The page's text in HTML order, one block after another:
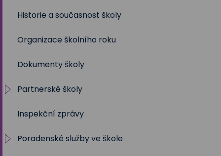
2021/2022
2020/2021
2019/2020
2018/2019
2017/2018
2016/2017
Historie a současnost školy
Organizace školního roku
Dokumenty školy
Partnerské školy
Projekty
Inspekční zprávy
Poradenské služby ve škole